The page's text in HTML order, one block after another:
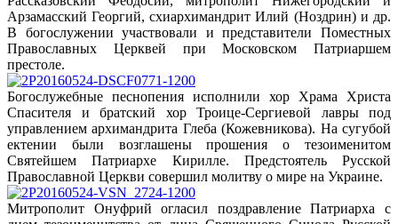
Арзамасский Георгий, схиархимандрит Илий (Ноздрин) и др.
В богослужении участвовали и представители Поместных
Православных Церквей при Московском Патриаршем
престоле.
Богослужебные песнопения исполнили хор Храма Христа
Спасителя и братский хор Троице-Сергиевой лавры под
управлением архимандрита Глеба (Кожевникова). На сугубой
ектении были возглашены прошения о тезоименитом
Святейшем Патриархе Кирилле. Предстоятель Русской
Православной Церкви совершил молитву о мире на Украине.
Митрополит Онуфрий огласил поздравление Патриарха с